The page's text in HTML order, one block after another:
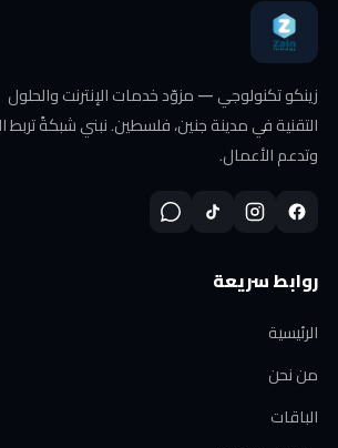
زينكو تكنولوجي — مزوّد خدمات الإنترنت والحلول
التقنية في مدينة جنين، فلسطين. نبني شبكةً تربط
وتدعم الأعمال.
روابط سريعة
الرئيسية
من نحن
الباقات